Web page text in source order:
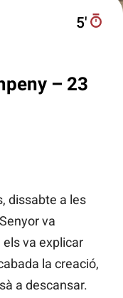
5′
– 23
dissabte a les
va
els va explicar
la creació,
a descansar.